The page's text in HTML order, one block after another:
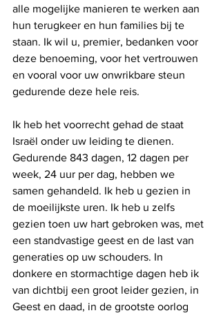
alle mogelijke manieren te werken aan
hun terugkeer en hun families bij te
staan. Ik wil u, premier, bedanken voor
deze benoeming, voor het vertrouwen
en vooral voor uw onwrikbare steun
gedurende deze hele reis.
Ik heb het voorrecht gehad de staat
Israël onder uw leiding te dienen.
Gedurende 843 dagen, 12 dagen per
week, 24 uur per dag, hebben we
samen gehandeld. Ik heb u gezien in
de moeilijkste uren. Ik heb u zelfs
gezien toen uw hart gebroken was, met
een standvastige geest en de last van
generaties op uw schouders. In
donkere en stormachtige dagen heb ik
van dichtbij een groot leider gezien, in
Geest en daad, in de grootste oorlog